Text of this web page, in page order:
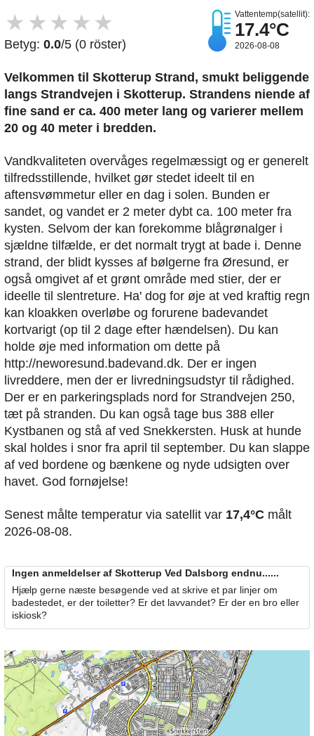
★ ★ ★ ★ ★
Betyg: 0.0/5 (0 röster)
Vattentemp(satellit):
17.4°C
2026-08-08
Velkommen til Skotterup Strand, smukt beliggende
langs Strandvejen i Skotterup. Strandens niende af
fine sand er ca. 400 meter lang og varierer mellem
20 og 40 meter i bredden.
Vandkvaliteten overvåges regelmæssigt og er generelt
tilfredsstillende, hvilket gør stedet ideelt til en
aftensvømmetur eller en dag i solen. Bunden er
sandet, og vandet er 2 meter dybt ca. 100 meter fra
kysten. Selvom der kan forekomme blågrønalger i
sjældne tilfælde, er det normalt trygt at bade i. Denne
strand, der blidt kysses af bølgerne fra Øresund, er
også omgivet af et grønt område med stier, der er
ideelle til slentreture. Ha' dog for øje at ved kraftig regn
kan kloakken overløbe og forurene badevandet
kortvarigt (op til 2 dage efter hændelsen). Du kan
holde øje med information om dette på
http://neworesund.badevand.dk. Der er ingen
livreddere, men der er livredningsudstyr til rådighed.
Der er en parkeringsplads nord for Strandvejen 250,
tæt på stranden. Du kan også tage bus 388 eller
Kystbanen og stå af ved Snekkersten. Husk at hunde
skal holdes i snor fra april til september. Du kan slappe
af ved bordene og bænkene og nyde udsigten over
havet. God fornøjelse!
Senest målte temperatur via satellit var 17,4°C målt
2026-08-08.
Ingen anmeldelser af Skotterup Ved Dalsborg endnu......
Hjælp gerne næste besøgende ved at skrive et par linjer om
badestedet, er der toiletter? Er det lavvandet? Er der en bro eller
iskiosk?